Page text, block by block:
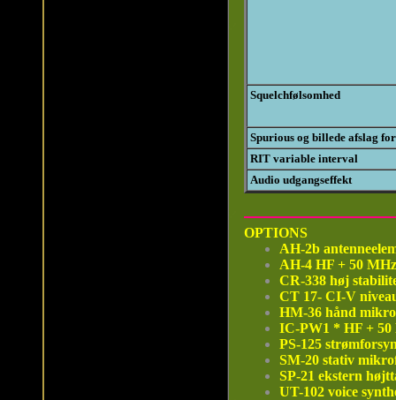
Squelchfølsomhed
Spurious og billede afslag
RIT variable interval
Audio udgangseffekt
OPTIONS
AH-2b
AH-4 HF + 50
CR-338 høj
CT 17- CI-V
HM-36 hånd
IC-PW1 * HF + 50
PS-125
SM-20 stativ
SP-21 ekstern
UT-102 voice